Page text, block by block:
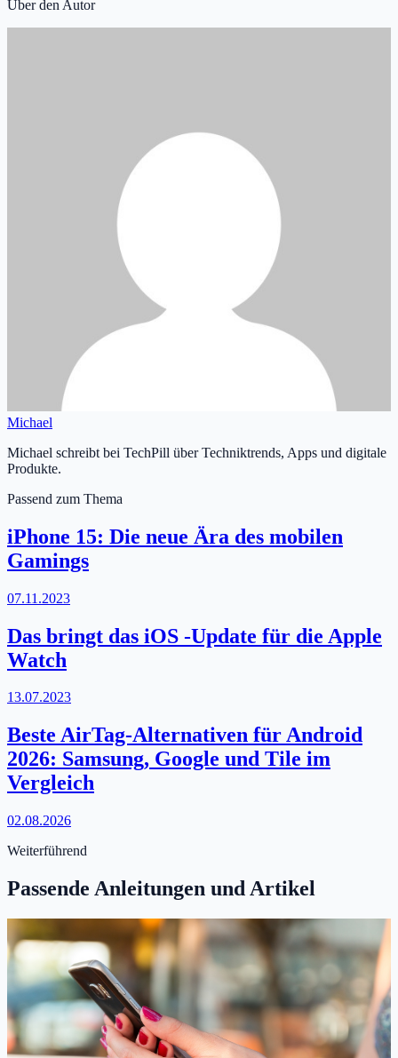
Über den Autor
Michael
Michael schreibt bei TechPill über Techniktrends, Apps und digitale
Produkte.
Passend zum Thema
iPhone 15: Die neue Ära des mobilen
Gamings
07.11.2023
Das bringt das iOS -Update für die Apple
Watch
13.07.2023
Beste AirTag-Alternativen für Android
2026: Samsung, Google und Tile im
Vergleich
02.08.2026
Weiterführend
Passende Anleitungen und Artikel